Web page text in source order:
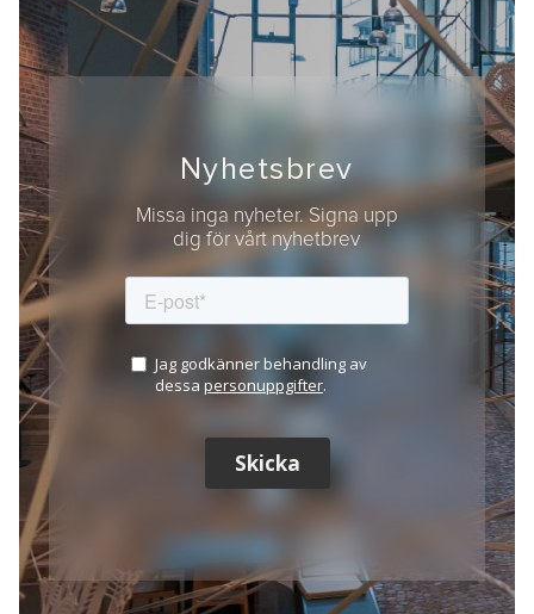
Nyhetsbrev
Missa inga nyheter. Signa upp
dig för vårt nyhetbrev